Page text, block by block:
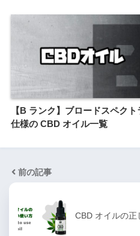
【B ランク】ブロードスペクト
仕様の CBD オイル一覧
前の記事
CBD オイルの正